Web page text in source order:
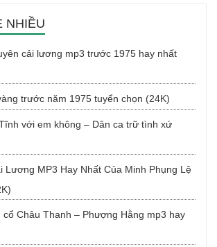
NHIỀU
cải lương mp3 trước 1975 hay nhất
trước năm 1975 tuyển chọn (24K)
với em không – Dân ca trữ tình xứ
Lương MP3 Hay Nhất Của Minh Phụng Lệ
cổ Châu Thanh – Phượng Hằng mp3 hay